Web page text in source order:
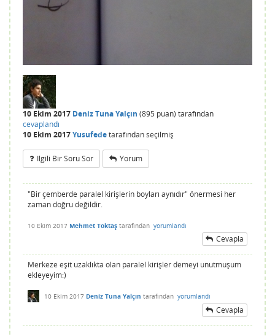
10 Ekim 2017 Deniz Tuna Yalçın (895 puan) tarafından
cevaplandı
10 Ekim 2017Yusufedetarafındanseçilmiş
Ilgili Bir Soru Sor Yorum
"Bir çemberde paralel kirişlerin boyları aynıdır" önermesi her
zaman doğru değildir.
10 Ekim 2017 Mehmet Toktaş tarafından yorumlandı
Cevapla
Merkeze eşit uzaklıkta olan paralel kirişler demeyi unutmuşum
ekleyeyim:)
10 Ekim 2017 Deniz Tuna Yalçın tarafından yorumlandı
Cevapla